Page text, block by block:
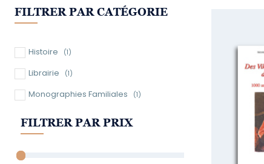
FILTRER PAR CATÉGORIE
Histoire (1)
Librairie (1)
Monographies Familiales (1)
FILTRER PAR PRIX